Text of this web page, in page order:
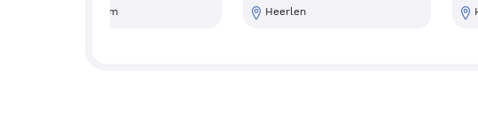
Doetinchem Heerlen